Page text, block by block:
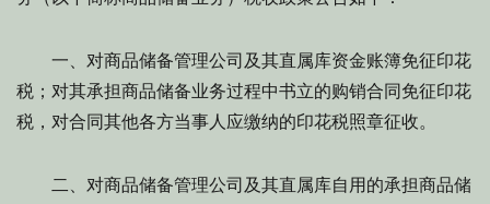
一、对商品储备管理公司及其直属库资金账簿免征印花
税；对其承担商品储备业务过程中书立的购销合同免征印花
税，对合同其他各方当事人应缴纳的印花税照章征收。
二、对商品储备管理公司及其直属库自用的承担商品储